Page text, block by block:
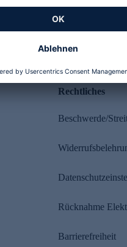
Rechtliches
Beschwerde/
Rücknahme
Barrierefreiheit